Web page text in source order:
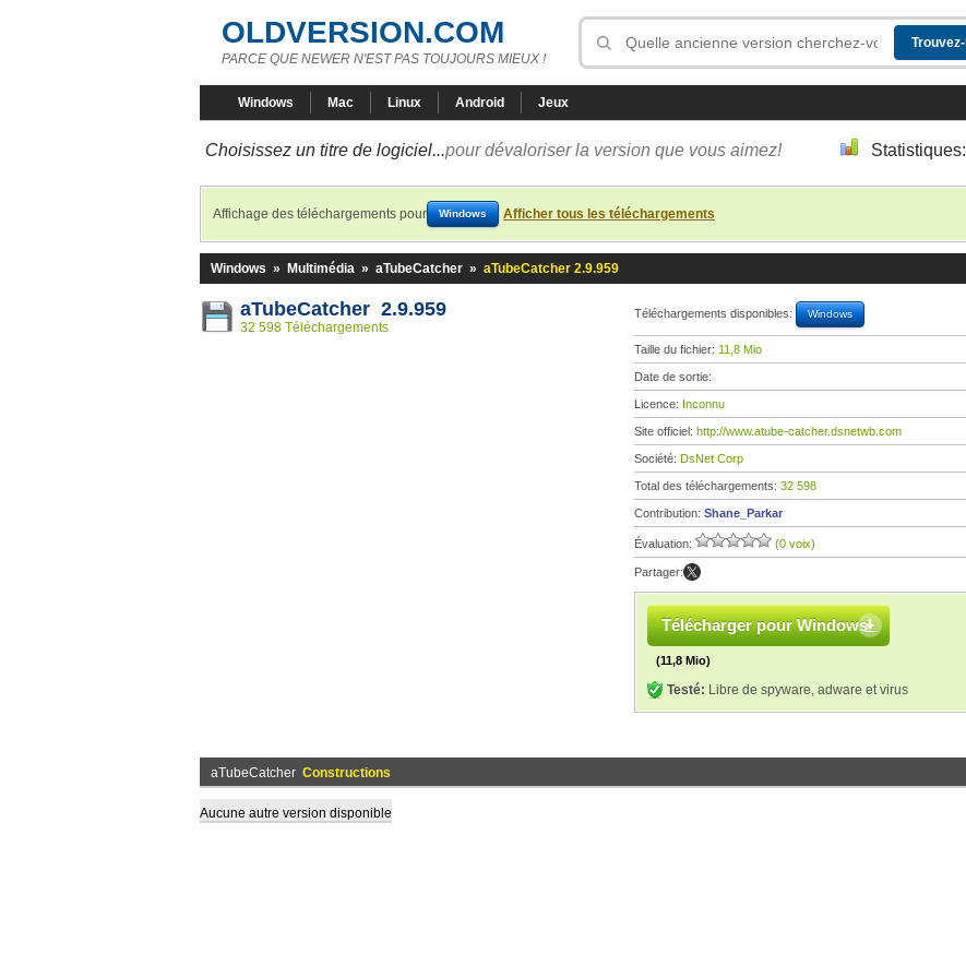
OLDVERSION.COM
PARCE QUE NEWER N'EST PAS TOUJOURS MIEUX !
Windows Mac Linux Android Jeux
Choisissez un titre de logiciel...pour dévaloriser la version que vous aimez! Statistiques:
Affichage des téléchargements pour Windows Afficher tous les téléchargements
Windows » Multimédia » aTubeCatcher » aTubeCatcher 2.9.959
aTubeCatcher 2.9.959
32 598 Téléchargements
Téléchargements disponibles: Windows
Taille du fichier: 11,8 Mio
Date de sortie:
Licence: Inconnu
Site officiel: http://www.atube-catcher.dsnetwb.com
Société: DsNet Corp
Total des téléchargements: 32 598
Contribution: Shane_Parkar
Évaluation: (0 voix)
Partager:
Télécharger pour Windows
(11,8 Mio)
Testé: Libre de spyware, adware et virus
aTubeCatcher Constructions
Aucune autre version disponible